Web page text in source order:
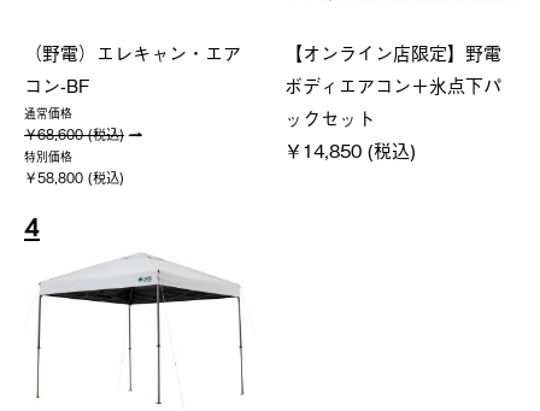
（野電）エレキャン・エア
コン-BF
通常価格
￥68,600 (税込)
特別価格
￥58,800 (税込)
【オンライン店限定】野電
ボディエアコン＋氷点下パ
ックセット
￥14,850 (税込)
4